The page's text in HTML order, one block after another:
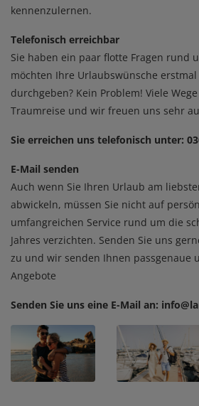
kennenzulernen.
Telefonisch erreichbar​​​​​​​
​​​​​​​Sie haben ein paar flotte Fragen rund
möchten Ihre Urlaubswünsche
durchgeben? Kein Problem! Viele
Traumreise und wir freuen uns sehr
Sie erreichen uns telefonisch unter:
E-Mail senden
Auch wenn Sie Ihren Urlaub am
abwickeln, müssen Sie nicht auf
umfangreichen Service rund um die
Jahres verzichten. Senden Sie uns
zu und wir senden Ihnen passgenaue
Angebote
Senden Sie uns eine E-Mail an: